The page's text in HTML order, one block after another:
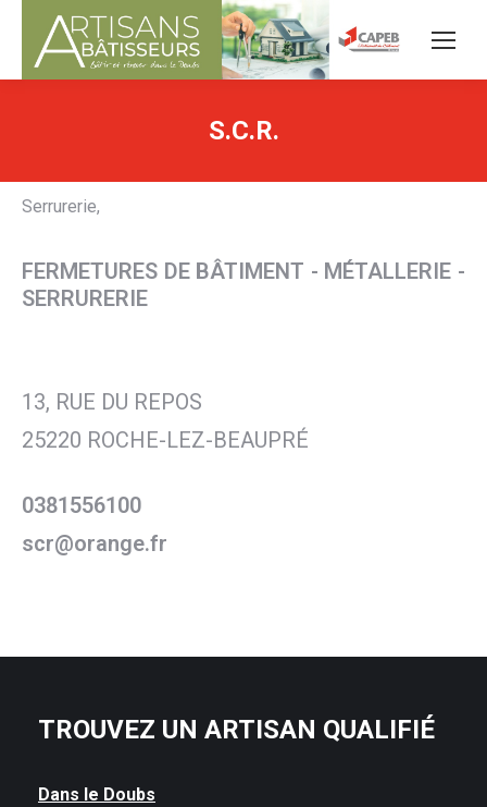
S.C.R.
Serrurerie,
FERMETURES DE BÂTIMENT - MÉTALLERIE -
SERRURERIE
13, RUE DU REPOS
25220 ROCHE-LEZ-BEAUPRÉ
0381556100
scr@orange.fr
TROUVEZ UN ARTISAN QUALIFIÉ
Dans le Doubs